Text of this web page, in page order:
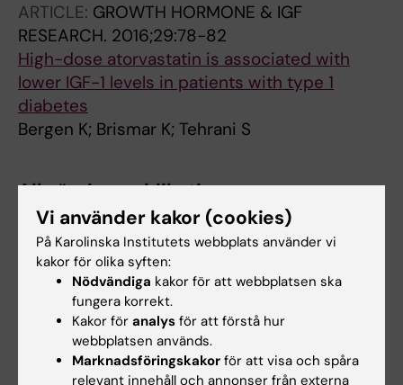
ARTICLE: GROWTH HORMONE & IGF
RESEARCH. 2016;29:78-82
High-dose atorvastatin is associated with
lower IGF-1 levels in patients with type 1
diabetes
Bergen K; Brismar K; Tehrani S
Alla övriga publikationer
REVIEW:CLINICAL KIDNEY JOURNAL.
2026;19(1):sfaf354
What to do with key cardiovascular drugs
when kidney function worsens?
Bergen K; Spaak J
POSTER:2025
Vi använder kakor (cookies)
På Karolinska Institutets webbplats använder vi
kakor för olika syften:
Nödvändiga kakor för att webbplatsen ska
fungera korrekt.
Kakor för analys för att förstå hur
webbplatsen används.
Marknadsföringskakor för att visa och spåra
relevant innehåll och annonser från externa